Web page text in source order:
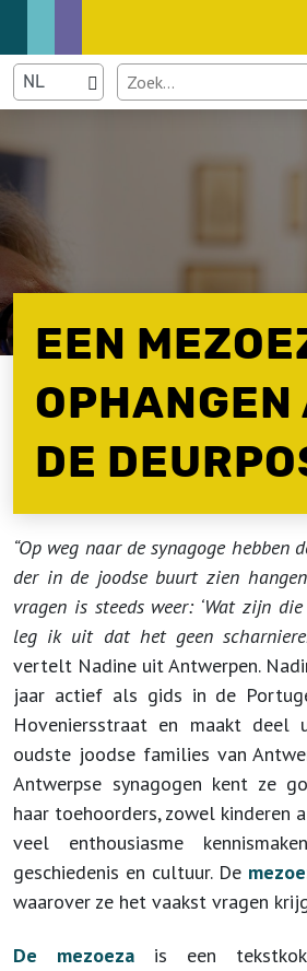
EEN
OPHANGEN
DE
“Op weg naar de synagoge hebben
der in de joodse buurt zien
vragen is steeds weer: ‘Wat zijn die
leg ik uit dat het geen
vertelt Nadine uit Antwerpen.
jaar actief als gids in de
Hoveniersstraat en maakt
oudste joodse families van
Antwerpse synagogen kent ze
haar toehoorders, zowel kinderen
veel enthousiasme
geschiedenis en cultuur. De
waarover ze het vaakst vragen
De mezoeza is een